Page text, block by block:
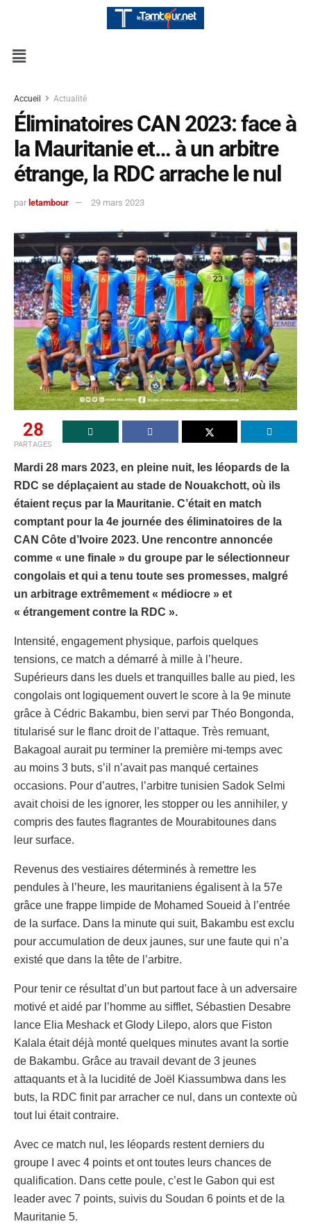
Accueil Actualité
Éliminatoires CAN 2023: face à
la Mauritanie et… à un arbitre
étrange, la RDC arrache le nul
par letambour 29 mars 2023
28
PARTAGES
Mardi 28 mars 2023, en pleine nuit, les léopards de la
RDC se déplaçaient au stade de Nouakchott, où ils
étaient reçus par la Mauritanie. C’était en match
comptant pour la 4e journée des éliminatoires de la
CAN Côte d’Ivoire 2023. Une rencontre annoncée
comme « une finale » du groupe par le sélectionneur
congolais et qui a tenu toute ses promesses, malgré
un arbitrage extrêmement « médiocre » et
« étrangement contre la RDC ».
Intensité, engagement physique, parfois quelques
tensions, ce match a démarré à mille à l’heure.
Supérieurs dans les duels et tranquilles balle au pied, les
congolais ont logiquement ouvert le score à la 9e minute
grâce à Cédric Bakambu, bien servi par Théo Bongonda,
titularisé sur le flanc droit de l’attaque. Très remuant,
Bakagoal aurait pu terminer la première mi-temps avec
au moins 3 buts, s’il n’avait pas manqué certaines
occasions. Pour d’autres, l’arbitre tunisien Sadok Selmi
avait choisi de les ignorer, les stopper ou les annihiler, y
compris des fautes flagrantes de Mourabitounes dans
leur surface.
Revenus des vestiaires déterminés à remettre les
pendules à l’heure, les mauritaniens égalisent à la 57e
grâce une frappe limpide de Mohamed Soueid à l’entrée
de la surface. Dans la minute qui suit, Bakambu est exclu
pour accumulation de deux jaunes, sur une faute qui n’a
existé que dans la tête de l’arbitre.
Pour tenir ce résultat d’un but partout face à un adversaire
motivé et aidé par l’homme au sifflet, Sébastien Desabre
lance Elia Meshack et Glody Lilepo, alors que Fiston
Kalala était déjà monté quelques minutes avant la sortie
de Bakambu. Grâce au travail devant de 3 jeunes
attaquants et à la lucidité de Joël Kiassumbwa dans les
buts, la RDC finit par arracher ce nul, dans un contexte où
tout lui était contraire.
Avec ce match nul, les léopards restent derniers du
groupe I avec 4 points et ont toutes leurs chances de
qualification. Dans cette poule, c’est le Gabon qui est
leader avec 7 points, suivis du Soudan 6 points et de la
Mauritanie 5.